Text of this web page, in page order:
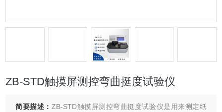
ZB-STD触摸屏测控弯曲挺度试验仪
简要描述： ZB-STD触摸屏测控弯曲挺度试验仪是用来测定纸